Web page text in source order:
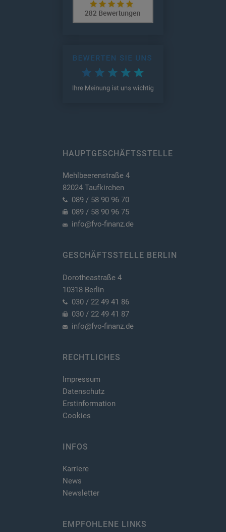
HAUPTGESCHÄFTSSTELLE
Mehlbeerenstraße 4
82024 Taufkirchen
089 / 58 90 96 70
089 / 58 90 96 75
info@fvo-finanz.de
GESCHÄFTSSTELLE BERLIN
Dorotheastraße 4
10318 Berlin
030 / 22 49 41 86
030 / 22 49 41 87
info@fvo-finanz.de
RECHTLICHES
Impressum
Datenschutz
Erstinformation
Cookies
INFOS
Karriere
News
Newsletter
EMPFOHLENE LINKS